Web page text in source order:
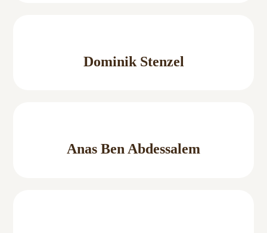
Dominik Stenzel
Anas Ben Abdessalem